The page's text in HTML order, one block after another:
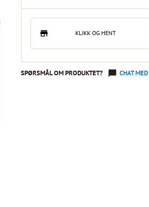
KLIKK OG HENT
SPØRSMÅL OM PRODUKTET? CHAT